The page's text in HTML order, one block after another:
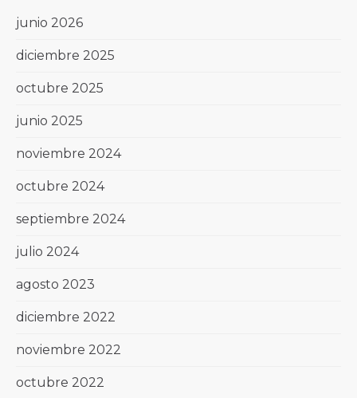
junio 2026
diciembre 2025
octubre 2025
junio 2025
noviembre 2024
octubre 2024
septiembre 2024
julio 2024
agosto 2023
diciembre 2022
noviembre 2022
octubre 2022